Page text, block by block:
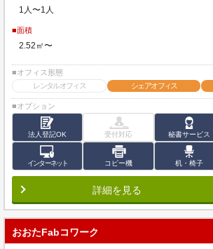
1人〜1人
■面積
2.52㎡〜
■オフィス形態
レンタルオフィス
シェアオフィス
■オプション
法人登記OK 受付対応 秘書サービス
インターネット コピー機 机・椅子
詳細を見る
おおたFabコワーク